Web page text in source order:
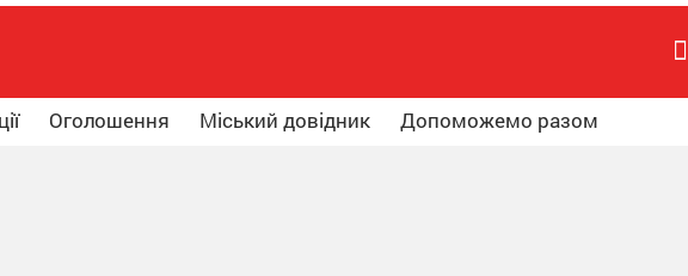
Оголошення Міський довідник Допоможемо разом